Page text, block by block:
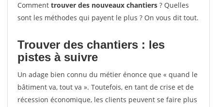
Comment trouver des nouveaux chantiers ? Quelles
sont les méthodes qui payent le plus ? On vous dit tout.
Trouver des chantiers : les
pistes à suivre
Un adage bien connu du métier énonce que « quand le
bâtiment va, tout va ». Toutefois, en tant de crise et de
récession économique, les clients peuvent se faire plus